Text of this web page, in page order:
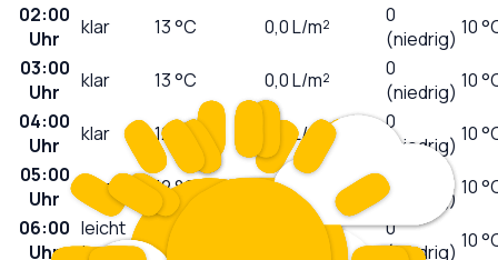
02:00
Uhr
klar 13°C 0,0L/m²
0
(niedrig) 10
03:00
Uhr
klar 13°C 0,0L/m²
0
(niedrig) 10
04:00
Uhr
klar 12 L/m²
0
(niedrig) 10
05:00
Uhr
klar 12°C 0,0L/m²
0
(niedrig) 10
06:00
Uhr
leicht
bewölkt
11°C L/m²
0
(niedrig) 10